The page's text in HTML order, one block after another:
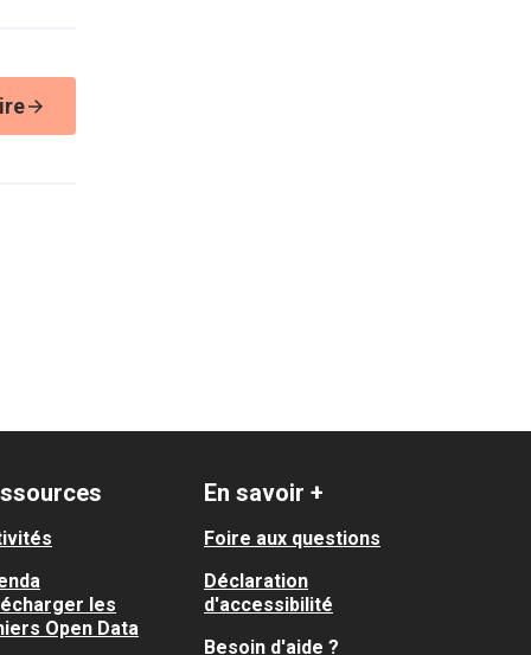
les
Open Data
En savoir +
Foire aux questions
Déclaration
d'accessibilité
Besoin d'aide ?